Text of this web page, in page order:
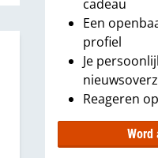
cadeau
Een
profiel
Je
Reageren
Word